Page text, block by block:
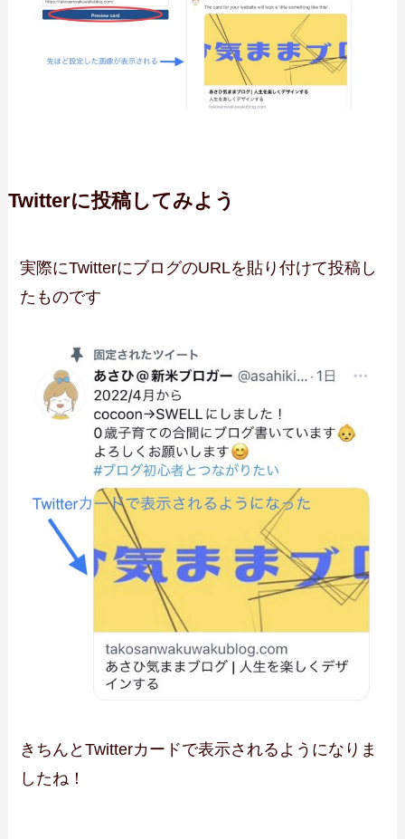
Twitterに投稿してみよう
実際にTwitterにブログのURLを貼り付けて投稿し
たものです
きちんとTwitterカードで表示されるようになりま
したね！